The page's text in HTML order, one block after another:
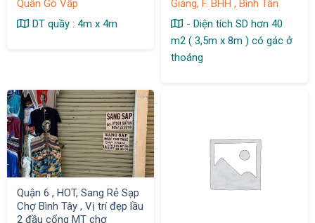
Quân Gò Vấp
DT quầy : 4m x 4m
Giảng, F. BHH , Bình Tân
- Diện tích SD hơn 40
m2 ( 3,5m x 8m ) có gác ở
thoáng
Quận 6 , HOT, Sang Rẻ Sạp
Chợ Bình Tây , Vị trí đẹp lầu
2 đầu cổng MT chợ